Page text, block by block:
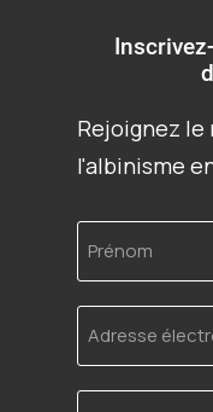
Rejoignez le
l'albinisme
Prénom
Adresse
électronique
Langue